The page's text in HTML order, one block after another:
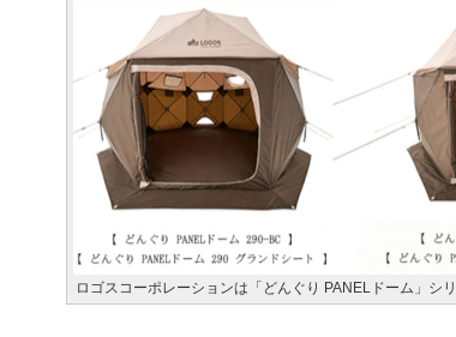
ロゴスコーポレーションは「どんぐり PANELドーム」シ